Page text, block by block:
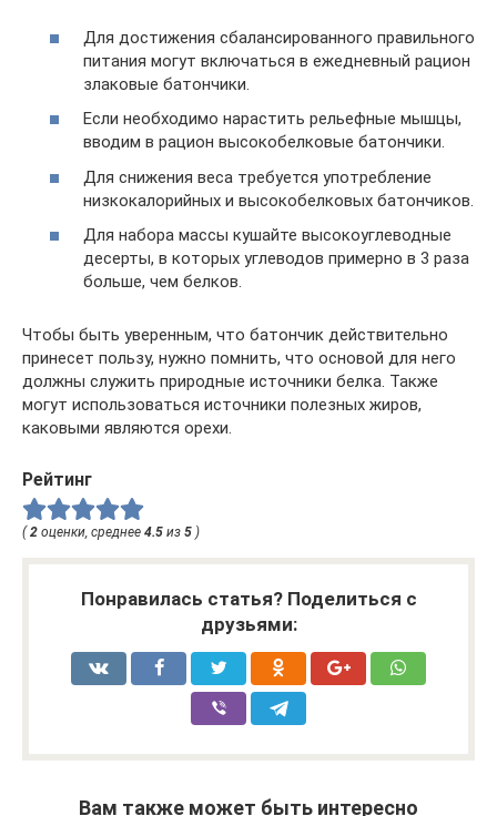
Для достижения сбалансированного правильного
питания могут включаться в ежедневный рацион
злаковые батончики.
Если необходимо нарастить рельефные мышцы,
вводим в рацион высокобелковые батончики.
Для снижения веса требуется употребление
низкокалорийных и высокобелковых батончиков.
Для набора массы кушайте высокоуглеводные
десерты, в которых углеводов примерно в 3 раза
больше, чем белков.
Чтобы быть уверенным, что батончик действительно
принесет пользу, нужно помнить, что основой для него
должны служить природные источники белка. Также
могут использоваться источники полезных жиров,
каковыми являются орехи.
Рейтинг
( 2 оценки, среднее 4.5 из 5 )
Понравилась статья? Поделиться с
друзьями:
Вам также может быть интересно